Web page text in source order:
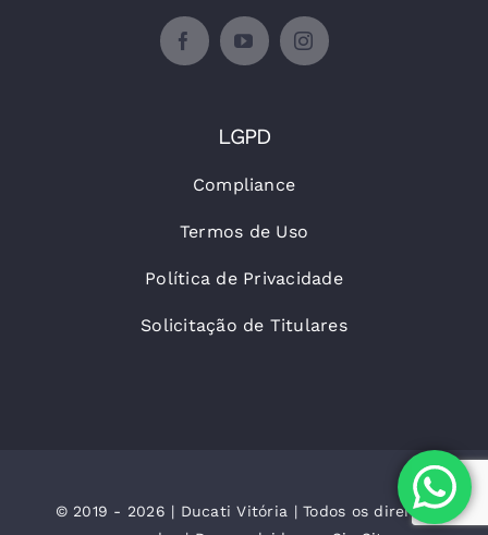
LGPD
Compliance
Termos de Uso
Política de Privacidade
Solicitação de Titulares
© 2019 - 2026 | Ducati Vitória | Todos os direitos